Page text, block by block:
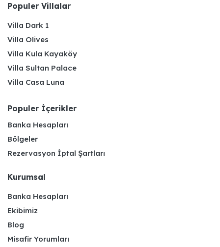
Populer Villalar
Villa Dark 1
Villa Olives
Villa Kula Kayaköy
Villa Sultan Palace
Villa Casa Luna
Populer İçerikler
Banka Hesapları
Bölgeler
Rezervasyon İptal Şartları
Kurumsal
Banka Hesapları
Ekibimiz
Blog
Misafir Yorumları